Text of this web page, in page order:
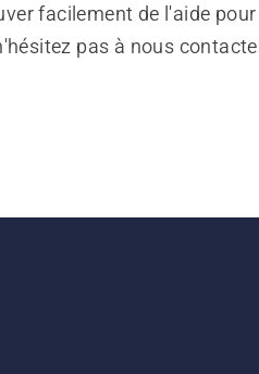
facilement de l'aide
pas à nous